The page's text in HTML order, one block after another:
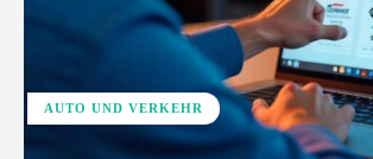
AUTO UND VERKEHR